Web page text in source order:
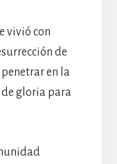
vivió con
de
en la
gloria para